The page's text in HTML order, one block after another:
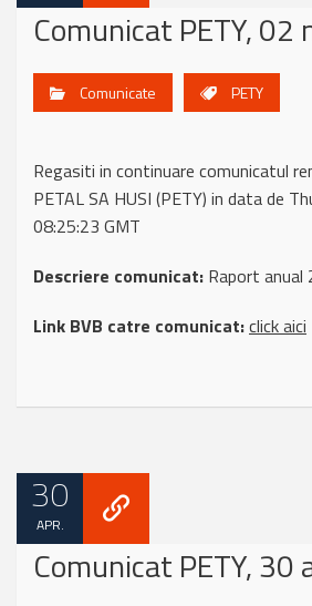
Comunicat PETY, 02
Comunicate PETY
Regasiti in continuare comunicatul
PETAL SA HUSI (PETY) in data de
08:25:23 GMT
Descriere comunicat: Raport anual
Link BVB catre comunicat:click aici
30
APR.
Comunicat PETY, 30